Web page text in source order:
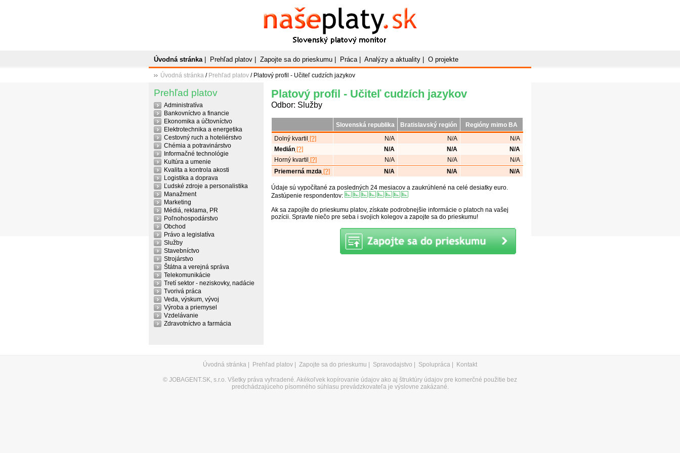
NašePlaty.sk
Slovenský platový monitor
Úvodná stránka| Prehľad platov Zapojte sa do prieskumu Práca| Analýzy a aktuality O projekte
Úvodná stránka / Prehľad platov / Platový profil - Učiteľ cudzích jazykov
Prehľad platov
Administratíva
Bankovníctvo a financie
Ekonomika a účtovníctvo
Elektrotechnika a energetika
Cestovný ruch a hoteliérstvo
Chémia a potravinárstvo
Informačné technológie
Kultúra a umenie
Kvalita a kontrola akosti
Logistika a doprava
Ľudské zdroje a personalistika
Manažment
Marketing
Médiá, reklama, PR
Poľnohospodárstvo
Obchod
Právo a legislatíva
Služby
Stavebníctvo
Strojárstvo
Štátna a verejná správa
Telekomunikácie
Tretí sektor - neziskovky, nadácie
Tvorivá práca
Veda, výskum, vývoj
Výroba a priemysel
Vzdelávanie
Zdravotníctvo a farmácia
Platový profil - Učiteľ cudzích jazykov
Odbor: Služby
Slovenská republika Bratislavský región
Regióny mimo BA
Dolný kvartil
[?] N/A N/A
N/A
Medián[?] N/A N/A
N/A
Horný kvartil
[?] N/A N/A
N/A
Priemerná mzda[?] N/A N/A N/A
Údaje sú vypočítané za posledných 24 mesiacov a zaukrúhlené na celé desiatky euro.
Zastúpenie respondentov:
Ak sa zapojíte do prieskumu platov, získate podrobnejšie informácie o platoch na vašej
pozícii. Spravte niečo pre seba i svojich kolegov a zapojte sa do prieskumu!
Úvodná stránka Prehľad platov Zapojte sa do prieskumu Spravodajstvo Spolupráca Kontakt
© JOBAGENT.SK, s.r.o. Všetky práva vyhradené. Akékoľvek kopírovanie údajov ako aj štruktúry údajov pre komerčné použitie bez
predchádzajúceho písomného súhlasu prevádzkovateľa je výslovne zakázané.